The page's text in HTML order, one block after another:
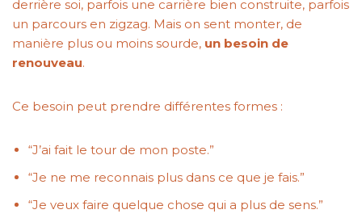
derrière soi, parfois une carrière bien construite, parfois
un parcours en zigzag. Mais on sent monter, de
manière plus ou moins sourde, un besoin de
renouveau.
Ce besoin peut prendre différentes formes :
“J’ai fait le tour de mon poste.”
“Je ne me reconnais plus dans ce que je fais.”
“Je veux faire quelque chose qui a plus de sens.”